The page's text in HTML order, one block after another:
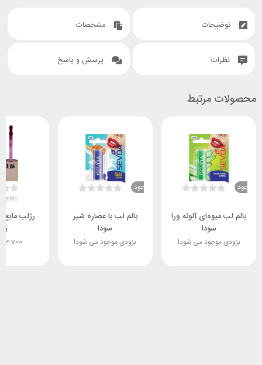
توضیحات مشخصات
نظرات پرسش و پاسخ
محصولات مرتبط
ناموجود
بالم لب میوه‌ای آلوئه ورا
سودا
بزودی موجود می شود!
ناموجود
بالم لب با عصاره شیر
سودا
بزودی موجود می شود!